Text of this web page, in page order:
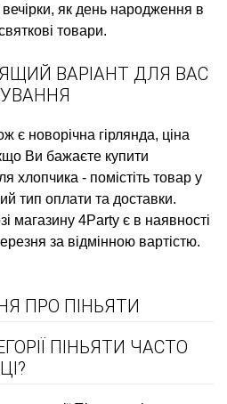
як день народження в
товари.
ВАРІАНТ ДЛЯ ВАС
є новорічна гірлянда, ціна
Ви бажаєте купити
хлопчика - помістіть товар у
тип оплати та доставки.
магазину 4Party є в наявності
за відмінною вартістю.
ПРО ПІНЬЯТИ
ПІНЬЯТИ ЧАСТО